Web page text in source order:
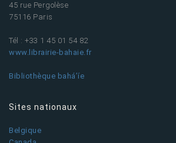
45 rue Pergolèse
75116 Paris
Tél : +33 1 45 01 54 82
www.librairie-bahaie.fr
Bibliothèque bahá’íe
Sites nationaux
Belgique